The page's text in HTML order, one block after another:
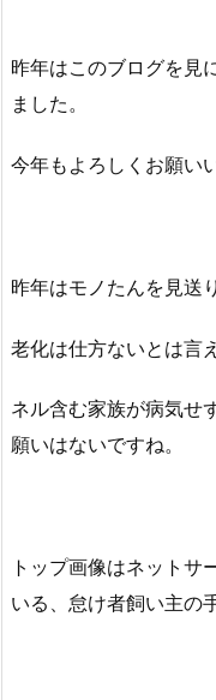
昨年はこのブログを見
ました。
今年もよろしくお願い
昨年はモノたんを見送
老化は仕方ないとは言
ネル含む家族が病気せ
願いはないですね。
トップ画像はネットサ
いる、怠け者飼い主の